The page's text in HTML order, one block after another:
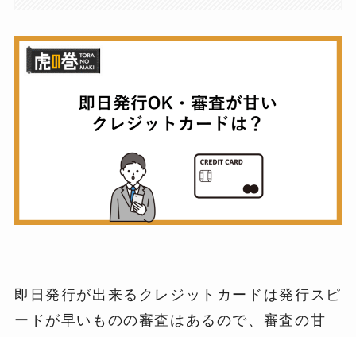
即日発行が出来るクレジットカードは発行スピ
ードが早いものの審査はあるので、審査の甘